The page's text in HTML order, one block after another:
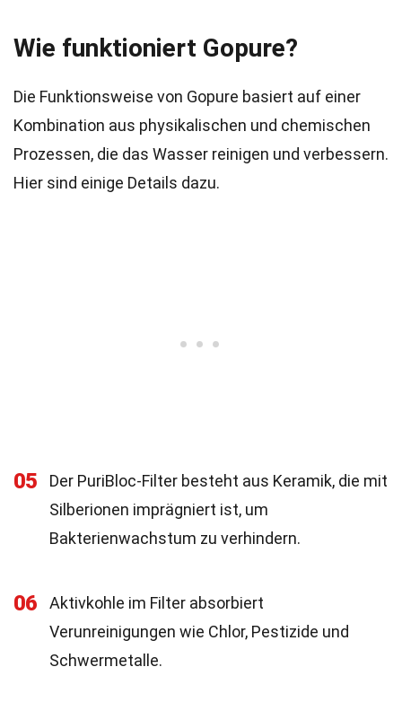
Wie funktioniert Gopure?
Die Funktionsweise von Gopure basiert auf einer
Kombination aus physikalischen und chemischen
Prozessen, die das Wasser reinigen und verbessern.
Hier sind einige Details dazu.
05
Der PuriBloc-Filter besteht aus Keramik, die mit
Silberionen imprägniert ist, um
Bakterienwachstum zu verhindern.
06
Aktivkohle im Filter absorbiert
Verunreinigungen wie Chlor, Pestizide und
Schwermetalle.